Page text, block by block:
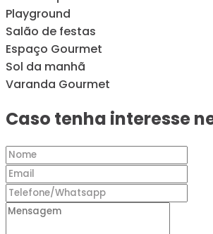
Playground
Salão de festas
Espaço Gourmet
Sol da manhã
Varanda Gourmet
Caso tenha interesse